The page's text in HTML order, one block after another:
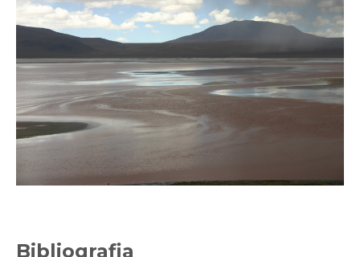
Bibliografia